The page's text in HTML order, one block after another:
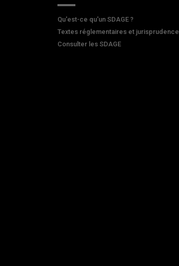
Qu'est-ce qu'un SDAGE ?
Textes réglementaires et jurisprudence
Consulter les SDAGE